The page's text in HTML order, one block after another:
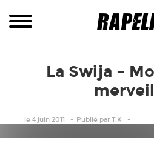
La Swija –
le 4 juin 2011 Publiépar T.K